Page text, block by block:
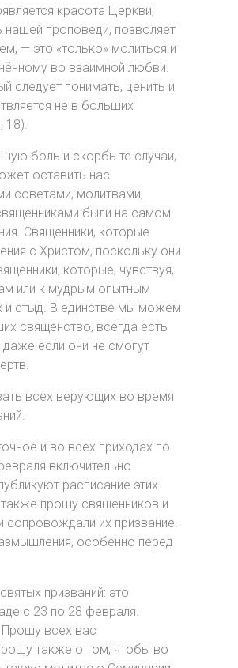
красота Церкви,
проповеди, позволяет
— это «только» молиться и
во взаимной любви.
следует понимать, ценить и
не в больших
18).
боль и скорбь те случаи,
оставить нас
советами, молитвами,
были на самом
Священники, которые
с Христом, поскольку они
которые, чувствуя,
или к мудрым опытным
и стыд. В единстве мы можем
священство, всегда есть
даже если они не смогут
всех верующих во время
и во всех приходах по
включительно.
расписание этих
прошу священников и
сопровождали их призвание.
особенно перед
призваний: это
с 23 по 28 февраля.
Прошу всех вас
также о том, чтобы во